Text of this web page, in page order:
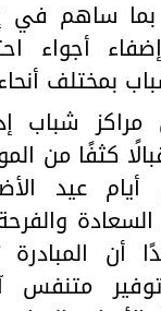
بما ساهم في
أجواء
بمختلف
شباب
كثفًا من
أيام عيد
أن
متنفس